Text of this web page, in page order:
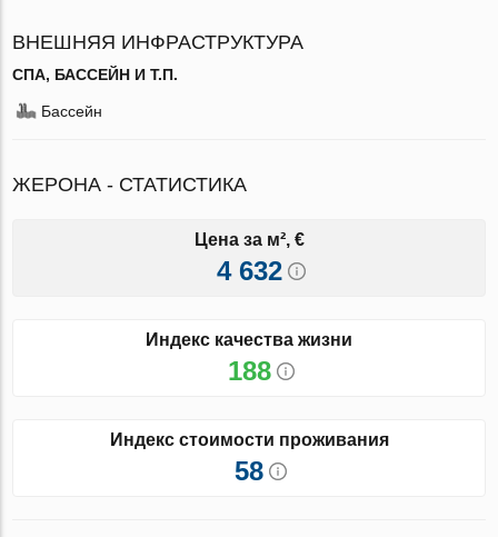
ВНЕШНЯЯ ИНФРАСТРУКТУРА
СПА, БАССЕЙН И Т.П.
Бассейн
ЖЕРОНА - СТАТИСТИКА
Цена за м², €
4 632
Индекс качества жизни
188
Индекс стоимости проживания
58